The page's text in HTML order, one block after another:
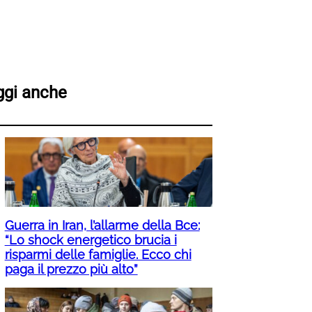
anche
Guerra in Iran, l’allarme della Bce:
“Lo shock energetico brucia i
risparmi delle famiglie. Ecco chi
paga il prezzo più alto”